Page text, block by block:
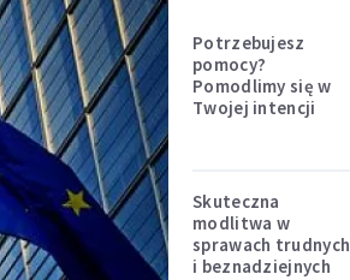
Potrzebujesz
pomocy?
Pomodlimy się w
Twojej intencji
Skuteczna
modlitwa w
sprawach trudnych
i beznadziejnych